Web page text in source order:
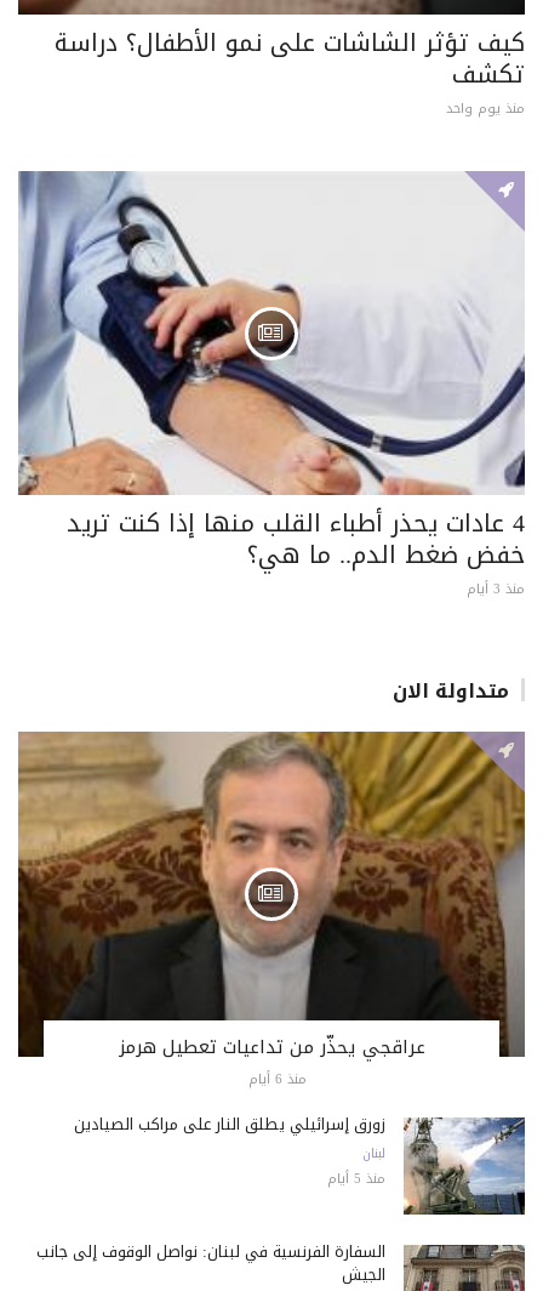
كيف تؤثر الشاشات على نمو الأطفال؟ دراسة
تكشف
منذ يوم واحد
4 عادات يحذر أطباء القلب منها إذا كنت تريد
خفض ضغط الدم.. ما هي؟
منذ 3 أيام
متداولة الان
عراقجي يحذّر من تداعيات تعطيل هرمز
منذ 6 أيام
زورق إسرائيلي يطلق النار على مراكب الصيادين
لبنان
منذ 5 أيام
السفارة الفرنسية في لبنان: نواصل الوقوف إلى جانب
الجيش